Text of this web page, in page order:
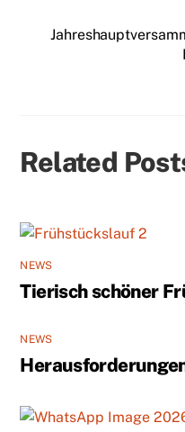
Related
NEWS
Tierisch schöner
NEWS